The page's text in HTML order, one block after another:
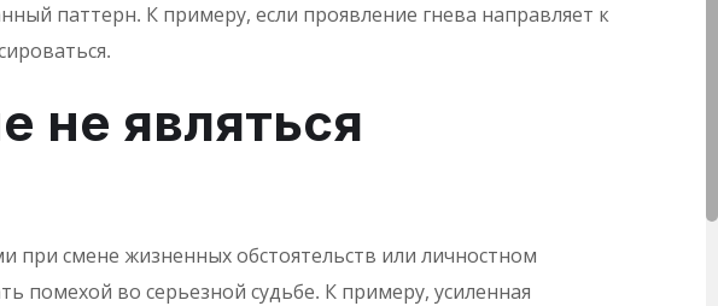
паттерн. К примеру, если проявление гнева направляет к
не являться
при смене жизненных обстоятельств или личностном
во серьезной судьбе. К примеру, усиленная